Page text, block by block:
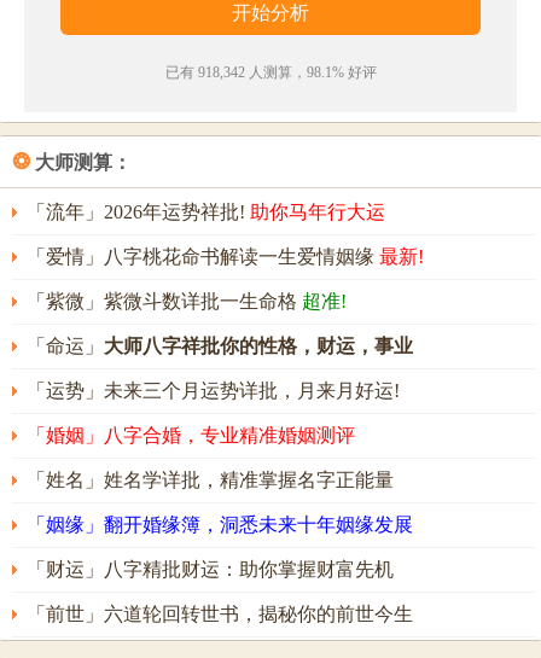
已有 918,342 人测算，98.1% 好评
❂ 大师测算：
「流年」2026年运势祥批! 助你马年行大运
「爱情」八字桃花命书解读一生爱情姻缘 最新!
「紫微」紫微斗数详批一生命格 超准!
「命运」 大师八字祥批你的性格，财运，事业
「运势」未来三个月运势详批，月来月好运!
「婚姻」八字合婚，专业精准婚姻测评
「姓名」姓名学详批，精准掌握名字正能量
「姻缘」翻开婚缘簿，洞悉未来十年姻缘发展
「财运」八字精批财运：助你掌握财富先机
「前世」六道轮回转世书，揭秘你的前世今生